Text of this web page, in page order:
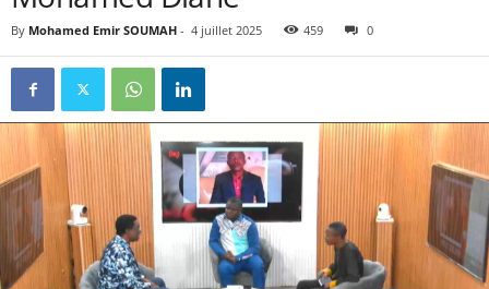
By Mohamed Emir SOUMAH - 4 juillet 2025 459 0